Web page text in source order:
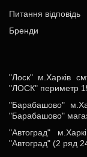
Питання відповідь
Бренди
"Лоск" м.Харків
"ЛОСК" периметр
"Барабашово"
"Барабашово"
"Автоград"
"Автоград" (2 ряд